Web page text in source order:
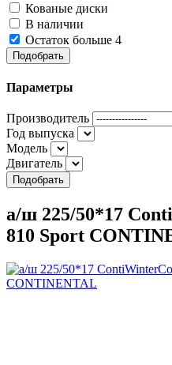
Кованые диски
В наличии
Остаток больше 4
Подобрать
Параметры
Производитель
Год выпуска
Модель
Двигатель
Подобрать
а/ш 225/50*17
810 Sport